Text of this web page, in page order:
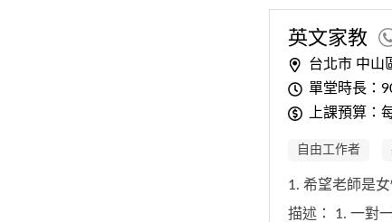
英文家教
台北市 中山
單堂時長：
上課預算：
自由工作者
1. 希望老師是
描述： 1. 一對